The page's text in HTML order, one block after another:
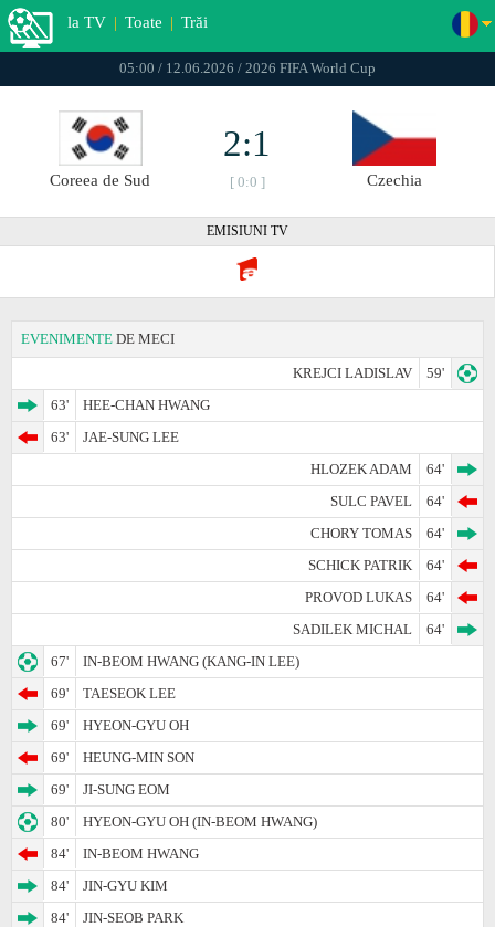
la TV | Toate | Trăi
05:00 / 12.06.2026 / 2026 FIFA World Cup
Coreea de Sud
2:1
[ 0:0 ] Czechia
EMISIUNI TV
EVENIMENTE DE MECI
KREJCI LADISLAV
59'
63'
HEE-CHAN HWANG
63'
JAE-SUNG LEE
HLOZEK ADAM
64'
SULC PAVEL
64'
CHORY TOMAS
64'
SCHICK PATRIK
64'
PROVOD LUKAS
64'
SADILEK MICHAL
64'
67'
IN-BEOM HWANG (KANG-IN LEE)
69'
TAESEOK LEE
69'
HYEON-GYU OH
69'
HEUNG-MIN SON
69'
JI-SUNG EOM
80'
HYEON-GYU OH (IN-BEOM HWANG)
84'
IN-BEOM HWANG
84'
JIN-GYU KIM
84'
JIN-SEOB PARK